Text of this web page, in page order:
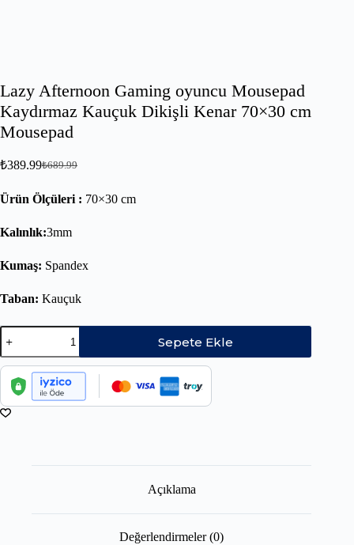
Lazy Afternoon Gaming oyuncu Mousepad
Kaydırmaz Kauçuk Dikişli Kenar 70×30 cm
Mousepad
₺689.99
₺389.99
Ürün Ölçüleri : 70×30 cm
Kalınlık:3mm
Kumaş: Spandex
Taban: Kauçuk
Sepete Ekle
Açıklama
Değerlendirmeler (0)